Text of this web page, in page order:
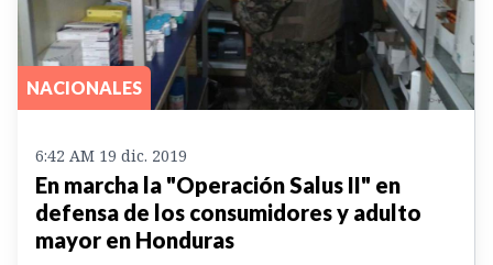
NACIONALES
6:42 AM 19 dic. 2019
En marcha la "Operación Salus II" en
defensa de los consumidores y adulto
mayor en Honduras